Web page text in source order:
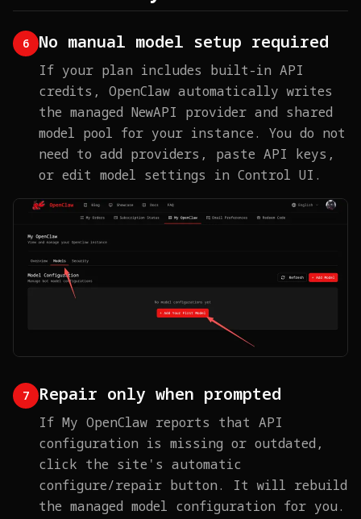
6 No manual model setup required
If your plan includes built-in API
credits, OpenClaw automatically writes
the managed NewAPI provider and shared
model pool for your instance. You do not
need to add providers, paste API keys,
or edit model settings in Control UI.
7 Repair only when prompted
If My OpenClaw reports that API
configuration is missing or outdated,
click the site's automatic
configure/repair button. It will rebuild
the managed model configuration for you.